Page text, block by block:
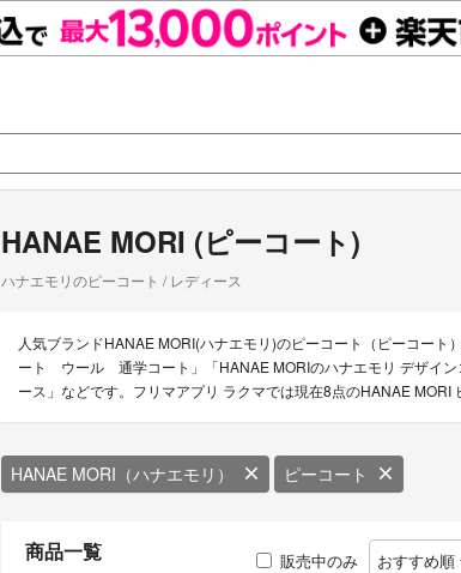
HANAE MORI (ピーコート)
ハナエモリのピーコート / レディース
人気ブランドHANAE MORI(ハナエモリ)のピーコート（ピーコー
ート ウール 通学コート」「HANAE MORIのハナエモリ デザイ
ース」などです。フリマアプリ ラクマでは現在8点のHANAE MORI
HANAE MORI（ハナエモリ） ピーコート
商品一覧 販売中のみ おすすめ順